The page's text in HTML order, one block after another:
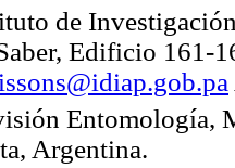
de
Edificio 161-
Entomología,
Argentina.